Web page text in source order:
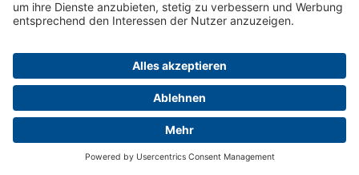
Edelstahlblech LL VE
vanaf€ 169,96
incl. btw, excl.verzendkosten